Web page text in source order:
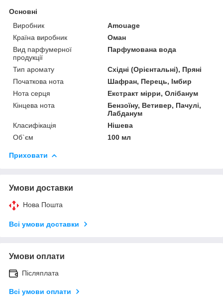
Основні
Виробник
Amouage
Країна виробник
Оман
Вид парфумерної
продукції
Парфумована вода
Тип аромату
Східні (Орієнтальні), Пряні
Початкова нота
Шафран, Перець, Імбир
Нота серця
Екстракт мірри, Олібанум
Кінцева нота
Бензоїну, Ветивер, Пачулі,
Лабданум
Класифікація
Нішева
Об`єм
100 мл
Приховати
Умови доставки
Нова Пошта
Всі умови доставки
Умови оплати
Післяплата
Всі умови оплати